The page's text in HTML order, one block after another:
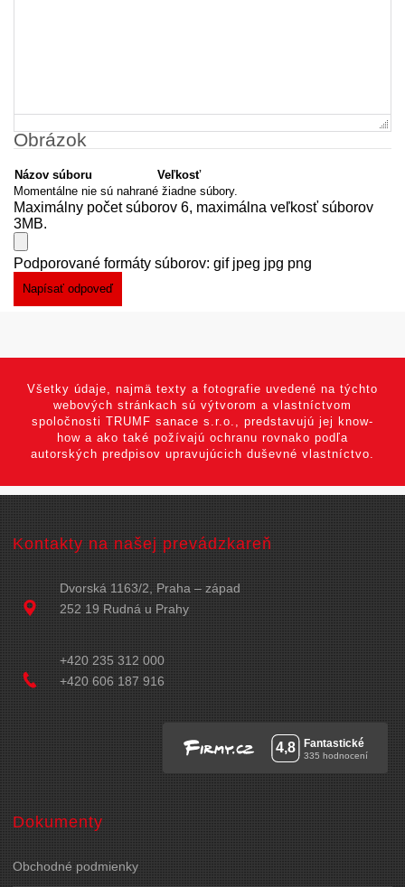
Obrázok
Názov súboru
Veľkosť
Momentálne nie sú nahrané žiadne súbory.
Maximálny počet súborov 6, maximálna veľkosť súborov
3MB.
Podporované formáty súborov: gif jpeg jpg png
Všetky údaje, najmä texty a fotografie uvedené na týchto
webových stránkach sú výtvorom a vlastníctvom
spoločnosti TRUMF sanace s.r.o., predstavujú jej know-
how a ako také požívajú ochranu rovnako podľa
autorských predpisov upravujúcich duševné vlastníctvo.
Kontakty na našej prevádzkareň
Dvorská 1163/2, Praha – západ
252 19 Rudná u Prahy
+420 235 312 000
+420 606 187 916
Dokumenty
Obchodné podmienky